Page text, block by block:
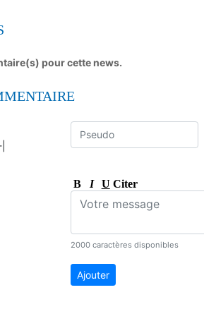
pour cette news.
B I U Citer
2000 caractères disponibles
Ajouter